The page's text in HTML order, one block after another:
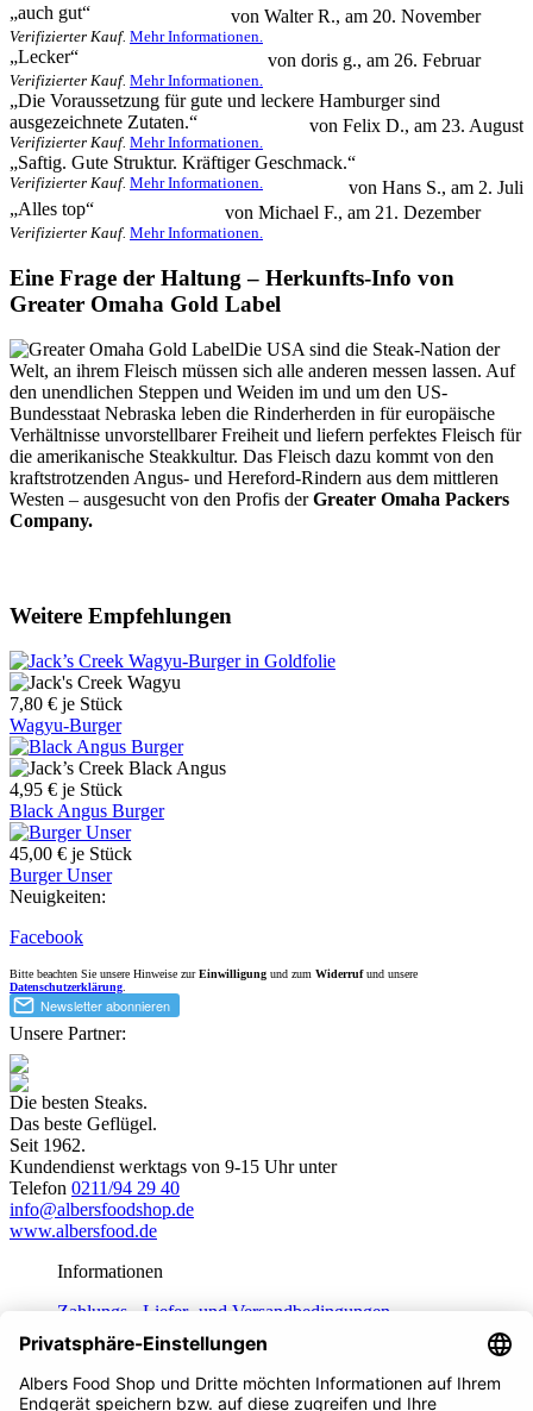
„auch gut“ von Walter R., am 20. November
Verifizierter Kauf. Mehr Informationen.
„Lecker“ von doris g., am 26. Februar
Verifizierter Kauf. Mehr Informationen.
„Die Voraussetzung für gute und leckere Hamburger sind
ausgezeichnete Zutaten.“ von Felix D., am 23. August
Verifizierter Kauf. Mehr Informationen.
„Saftig. Gute Struktur. Kräftiger Geschmack.“
von Hans S., am 2. Juli
Verifizierter Kauf. Mehr Informationen.
„Alles top“ von Michael F., am 21. Dezember
Verifizierter Kauf. Mehr Informationen.
Eine Frage der Haltung – Herkunfts-Info von
Greater Omaha Gold Label
Die USA sind die Steak-Nation der
Welt, an ihrem Fleisch müssen sich alle anderen messen lassen. Auf
den unendlichen Steppen und Weiden im und um den US-
Bundesstaat Nebraska leben die Rinderherden in für europäische
Verhältnisse unvorstellbarer Freiheit und liefern perfektes Fleisch für
die amerikanische Steakkultur. Das Fleisch dazu kommt von den
kraftstrotzenden Angus- und Hereford-Rindern aus dem mittleren
Westen – ausgesucht von den Profis derGreater Omaha Packers
Company.
Weitere Empfehlungen
7,80 € je Stück
Wagyu-Burger
4,95 € je Stück
Black Angus Burger
45,00 € je Stück
Burger Unser
Neuigkeiten:
Facebook
Bitte beachten Sie unsere Hinweise zurEinwilligung und zum Widerrufund unsere
Datenschutzerklärung.
Unsere Partner:
Die besten Steaks.
Das beste Geflügel.
Seit 1962.
Kundendienst werktags von 9-15 Uhr unter
Telefon 0211/94 29 40
info@albersfoodshop.de
www.albersfood.de
Informationen
Zahlungs-, Liefer- und Versandbedingungen
Daten­schutz­er­klä­rung
Unsere AGB